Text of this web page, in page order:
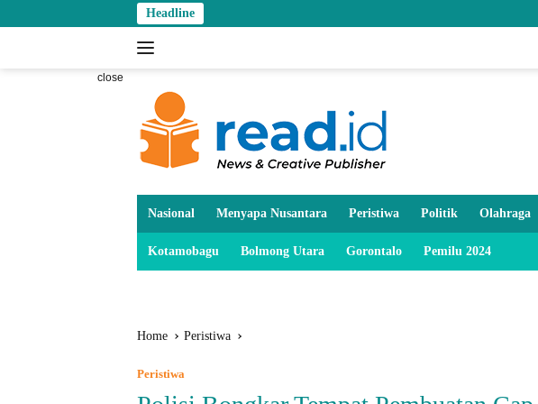
to
Headline
close
Nasional Menyapa Nusantara Peristiwa Politik Olahraga
Kotamobagu Bolmong Utara Gorontalo Pemilu 2024
Home Peristiwa
Peristiwa